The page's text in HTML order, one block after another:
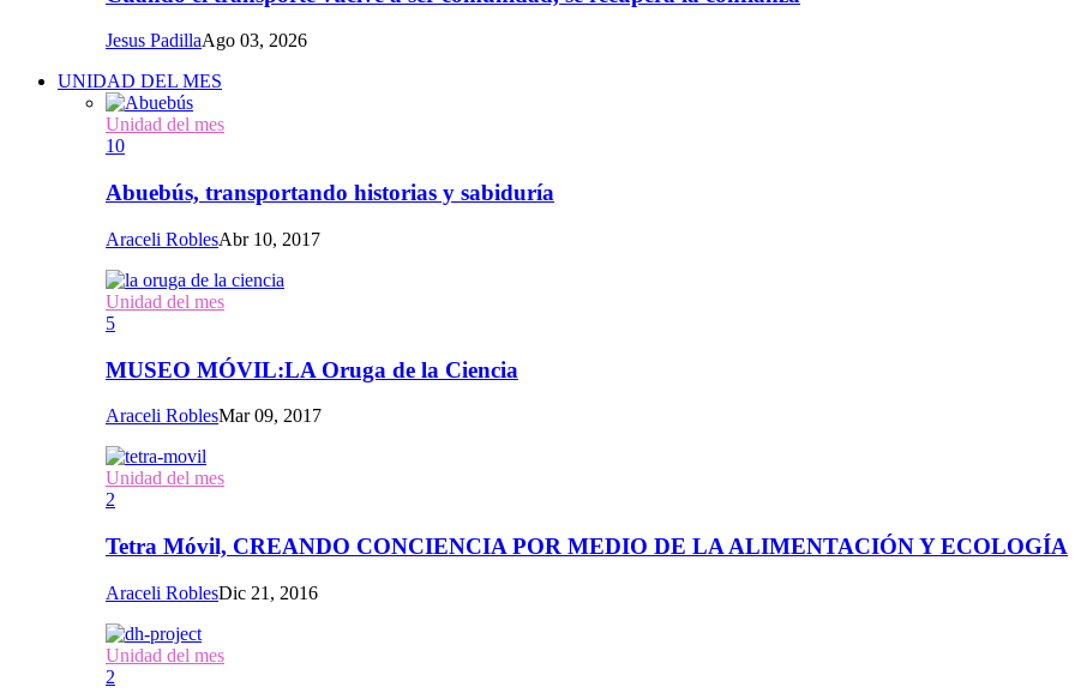
Jesus PadillaAgo 03, 2026
UNIDAD DEL MES
Unidad del mes
10
Abuebús, transportando historias y sabiduría
Araceli RoblesAbr 10, 2017
Unidad del mes
5
MUSEO MÓVIL:LA Oruga de la Ciencia
Araceli RoblesMar 09, 2017
Unidad del mes
2
Tetra Móvil, CREANDO CONCIENCIA POR MEDIO DE LA ALIMENTACIÓN Y ECOLOGÍA
Araceli RoblesDic 21, 2016
Unidad del mes
2